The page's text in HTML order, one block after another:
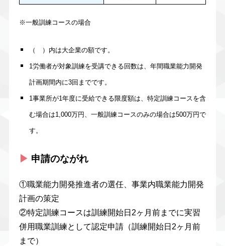
※一般訓練コースの場合
（ ）内は大企業の額です。
1労働者が対象訓練を受講できる回数は、年間職業能力開発
計画期間内に3回までです。
1事業所が1年度に受給できる限度額は、特定訓練コースを含
む場合は1,000万円、一般訓練コースのみの場合は500万円で
す。
▶︎ 申請のながれ
①職業能力開発推進者の選任、事業内職業能力開発
計画の策定
②特定訓練コースは訓練開始日2ヶ月前までに実習
併用職業訓練として認定申請（訓練開始日2ヶ月前
まで）